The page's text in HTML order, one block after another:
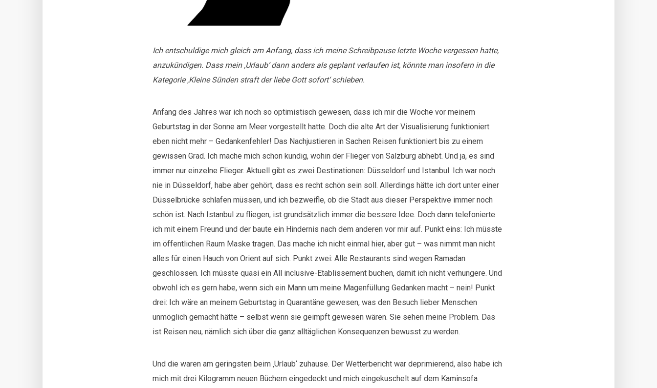
Ich entschuldige mich gleich am Anfang, dass ich meine Schreibpause letzte Woche vergessen hatte,
anzukündigen. Dass mein ‚Urlaub‘ dann anders als geplant verlaufen ist, könnte man insofern in die
Kategorie ‚Kleine Sünden straft der liebe Gott sofort‘ schieben.
Anfang des Jahres war ich noch so optimistisch gewesen, dass ich mir die Woche vor meinem
Geburtstag in der Sonne am Meer vorgestellt hatte. Doch die alte Art der Visualisierung funktioniert
eben nicht mehr – Gedankenfehler! Das Nachjustieren in Sachen Reisen funktioniert bis zu einem
gewissen Grad. Ich mache mich schon kundig, wohin der Flieger von Salzburg abhebt. Und ja, es sind
immer nur einzelne Flieger. Aktuell gibt es zwei Destinationen: Düsseldorf und Istanbul. Ich war noch
nie in Düsseldorf, habe aber gehört, dass es recht schön sein soll. Allerdings hätte ich dort unter einer
Düsselbrücke schlafen müssen, und ich bezweifle, ob die Stadt aus dieser Perspektive immer noch
schön ist. Nach Istanbul zu fliegen, ist grundsätzlich immer die bessere Idee. Doch dann telefonierte
ich mit einem Freund und der baute ein Hindernis nach dem anderen vor mir auf. Punkt eins: Ich müsste
im öffentlichen Raum Maske tragen. Das mache ich nicht einmal hier, aber gut – was nimmt man nicht
alles für einen Hauch von Orient auf sich. Punkt zwei: Alle Restaurants sind wegen Ramadan
geschlossen. Ich müsste quasi ein All inclusive-Etablissement buchen, damit ich nicht verhungere. Und
obwohl ich es gern habe, wenn sich ein Mann um meine Magenfüllung Gedanken macht – nein! Punkt
drei: Ich wäre an meinem Geburtstag in Quarantäne gewesen, was den Besuch lieber Menschen
unmöglich gemacht hätte – selbst wenn sie geimpft gewesen wären. Sie sehen meine Problem. Das
ist Reisen neu, nämlich sich über die ganz alltäglichen Konsequenzen bewusst zu werden.
Und die waren am geringsten beim ‚Urlaub‘ zuhause. Der Wetterbericht war deprimierend, also habe ich
mich mit drei Kilogramm neuen Büchern eingedeckt und mich eingekuschelt auf dem Kaminsofa